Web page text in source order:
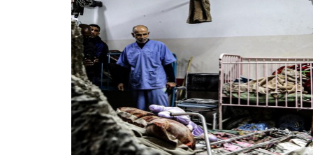
وضحكوا".. انتهاكات جنسية
في سجون "إسرائيل"!
طولكرم بين وعود الإغاثة وواقع
سلامة
الشُّهود.. نهجٌ "إسرائيلي"
من العقاب!